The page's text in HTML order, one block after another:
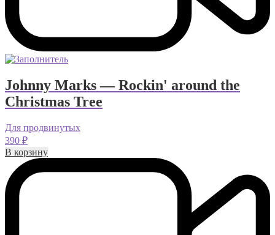
Johnny Marks — Rockin' around the
Christmas Tree
Для продвинутых
390 ₽
В корзину